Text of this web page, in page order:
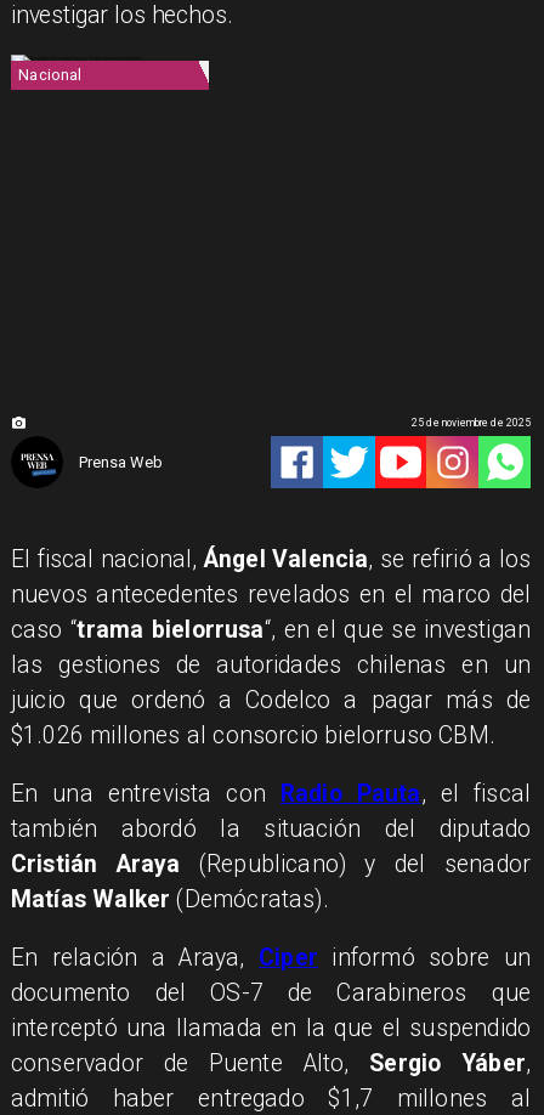
investigar los hechos.
Nacional
Prensa Web
25 de noviembre de 2025
El fiscal nacional,Ángel Valencia, se refirió a los
nuevos antecedentes revelados en el marco del
caso “trama bielorrusa“, en el que se investigan
las gestiones de autoridades chilenas en un
juicio que ordenó a Codelco a pagar más de
$1.026 millones al consorcio bielorruso CBM.
En una entrevista con Radio Pauta, el fiscal
también abordó la situación del diputado
Cristián Araya (Republicano) y del senador
Matías Walker (Demócratas).
En relación a Araya, Ciper informó sobre un
documento del OS-7 de Carabineros que
interceptó una llamada en la que el suspendido
conservador de Puente Alto, Sergio Yáber,
admitió haber entregado $1,7 millones al